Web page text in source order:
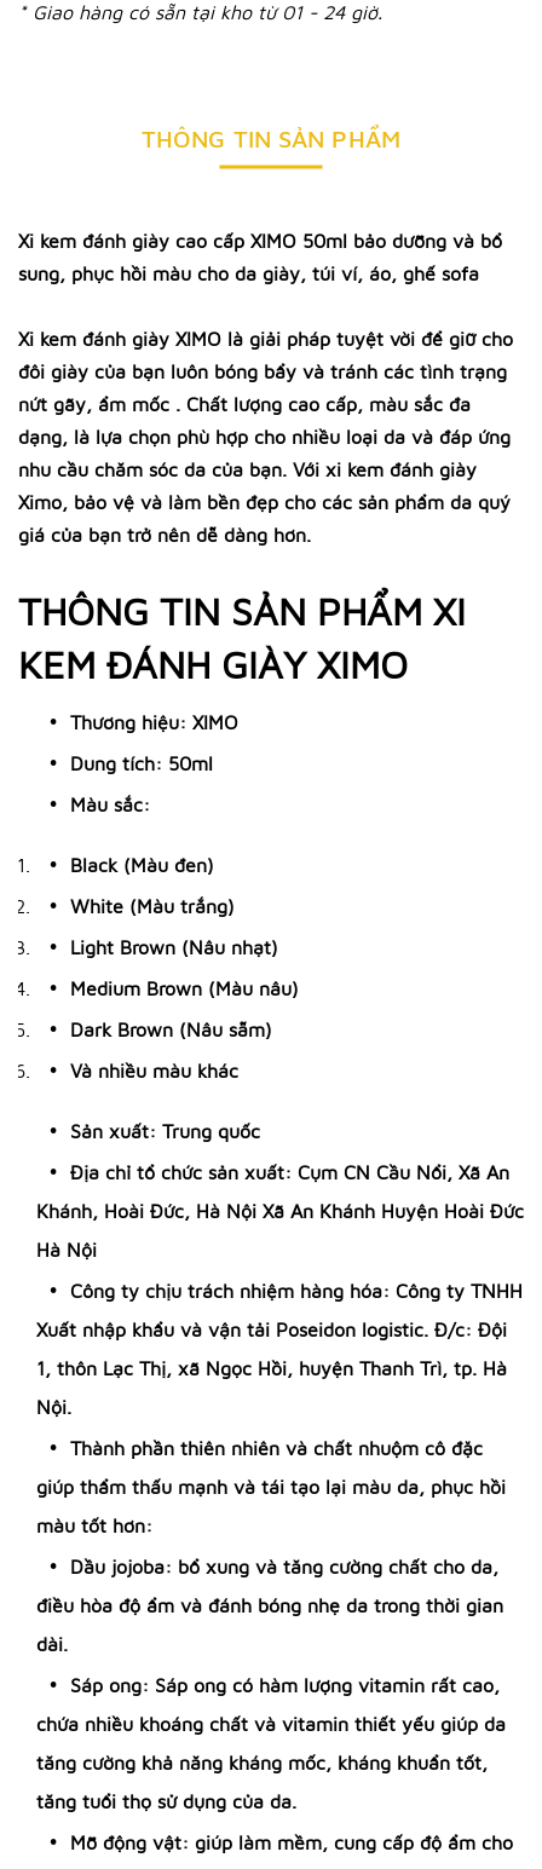
* Giao hàng có sẵn tại kho từ 01 - 24 giờ.
THÔNG TIN SẢN PHẨM
Xi kem đánh giày cao cấp XIMO 50ml bảo dưỡng và bổ
sung, phục hồi màu cho da giày, túi ví, áo, ghế sofa
Xi kem đánh giày XIMO là giải pháp tuyệt vời để giữ cho
đôi giày của bạn luôn bóng bẩy và tránh các tình trạng
nứt gãy, ẩm mốc . Chất lượng cao cấp, màu sắc đa
dạng, là lựa chọn phù hợp cho nhiều loại da và đáp ứng
nhu cầu chăm sóc da của bạn. Với xi kem đánh giày
Ximo, bảo vệ và làm bền đẹp cho các sản phẩm da quý
giá của bạn trở nên dễ dàng hơn.
THÔNG TIN SẢN PHẨM XI
KEM ĐÁNH GIÀY XIMO
Thương hiệu: XIMO
Dung tích: 50ml
Màu sắc:
Black (Màu đen)
White (Màu trắng)
Light Brown (Nâu nhạt)
Medium Brown (Màu nâu)
Dark Brown (Nâu sẫm)
Và nhiều màu khác
Sản xuất: Trung quốc
Địa chỉ tổ chức sản xuất: Cụm CN Cầu Nổi, Xã An
Khánh, Hoài Đức, Hà Nội Xã An Khánh Huyện Hoài Đức
Hà Nội
Công ty chịu trách nhiệm hàng hóa: Công ty TNHH
Xuất nhập khẩu và vận tải Poseidon logistic. Đ/c: Đội
1, thôn Lạc Thị, xã Ngọc Hồi, huyện Thanh Trì, tp. Hà
Nội.
Thành phần thiên nhiên và chất nhuộm cô đặc
giúp thẩm thấu mạnh và tái tạo lại màu da, phục hồi
màu tốt hơn:
Dầu jojoba: bổ xung và tăng cường chất cho da,
điều hòa độ ẩm và đánh bóng nhẹ da trong thời gian
dài.
Sáp ong: Sáp ong có hàm lượng vitamin rất cao,
chứa nhiều khoáng chất và vitamin thiết yếu giúp da
tăng cường khả năng kháng mốc, kháng khuẩn tốt,
tăng tuổi thọ sử dụng của da.
Mỡ động vật: giúp làm mềm, cung cấp độ ẩm cho